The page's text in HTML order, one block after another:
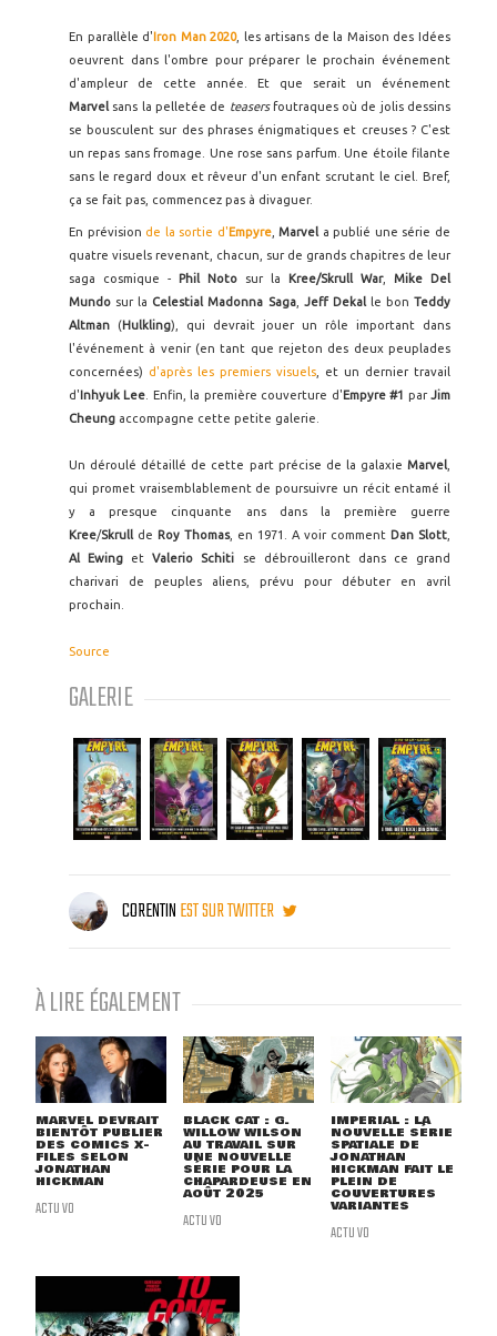
En parallèle d'Iron Man 2020, les artisans de la Maison des Idées
oeuvrent dans l'ombre pour préparer le prochain événement
d'ampleur de cette année. Et que serait un événement
Marvel sans la pelletée de teasersfoutraques où de jolis dessins
se bousculent sur des phrases énigmatiques et creuses ? C'est
un repas sans fromage. Une rose sans parfum. Une étoile filante
sans le regard doux et rêveur d'un enfant scrutant le ciel. Bref,
ça se fait pas, commencez pas à divaguer.
En prévision de la sortie d'Empyre,Marvel a publié une série de
quatre visuels revenant, chacun, sur de grands chapitres de leur
saga cosmique - Phil Noto sur la Kree/Skrull War, Mike Del
Mundo sur la Celestial Madonna Saga, Jeff Dekalle bonTeddy
Altman (Hulkling), qui devrait jouer un rôle important dans
l'événement à venir (en tant que rejeton des deux peuplades
concernées) d'après les premiers visuels , et un dernier travail
d'Inhyuk Lee . Enfin, la première couverture d'Empyre #1 parJim
Cheung accompagne cette petite galerie.
Un déroulé détaillé de cette part précise de la galaxie Marvel
qui promet vraisemblablement de poursuivre un récit entamé il
y a presque cinquante ans dans la première guerre
Kree/Skrull de Roy Thomas, en 1971. A voir comment Dan Slott
Al Ewing etValerio Schiti se débrouilleront dans ce grand
charivari de peuples aliens, prévu pour débuter en avril
prochain.
Source
GALERIE
CORENTINEST SUR TWITTER
À LIRE ÉGALEMENT
MARVEL DEVRAIT
BIENTÔT PUBLIER
DES COMICS X-
FILES SELON
JONATHAN
HICKMAN
ACTU VO
BLACK CAT : G.
WILLOW WILSON
AU TRAVAIL SUR
UNE NOUVELLE
SÉRIE POUR LA
CHAPARDEUSE EN
AOÛT 2025
ACTU VO
IMPERIAL : LA
NOUVELLE SÉRIE
SPATIALE DE
JONATHAN
HICKMAN FAIT LE
PLEIN DE
COUVERTURES
VARIANTES
ACTU VO